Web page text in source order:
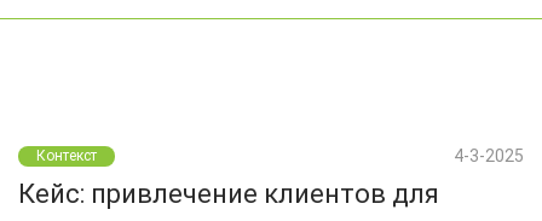
Контекст 4-3-2025
Кейс: привлечение клиентов для